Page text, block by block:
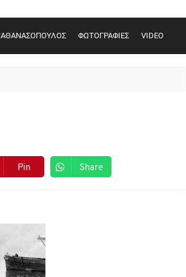
ΦΩΤΟΓΡΑΦΙΕΣ VIDEO
Pin Share